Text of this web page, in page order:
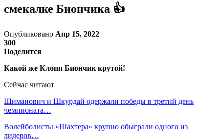
смекалке Биончика 👍
Опубликовано Апр 15, 2022
300
Поделится
Какой же Клопп Биончик крутой!
Сейчас читают
Шиманович и Шкурдай одержали победы в третий день
чемпионата…
Волейболисты «Шахтера» крупно обыграли одного из
лидеров…